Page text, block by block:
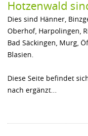
Hotzenwald
Dies sind Hänner,
Oberhof, Harpolingen,
Bad Säckingen, Murg,
Blasien.
Diese Seite befindet
nach ergänzt...